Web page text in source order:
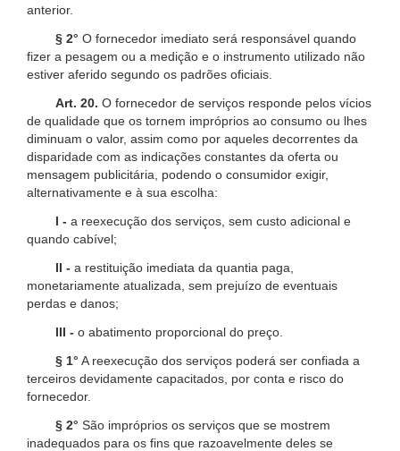
anterior.
§ 2° O fornecedor imediato será responsável quando
fizer a pesagem ou a medição e o instrumento utilizado não
estiver aferido segundo os padrões oficiais.
Art. 20. O fornecedor de serviços responde pelos vícios
de qualidade que os tornem impróprios ao consumo ou lhes
diminuam o valor, assim como por aqueles decorrentes da
disparidade com as indicações constantes da oferta ou
mensagem publicitária, podendo o consumidor exigir,
alternativamente e à sua escolha:
I - a reexecução dos serviços, sem custo adicional e
quando cabível;
II - a restituição imediata da quantia paga,
monetariamente atualizada, sem prejuízo de eventuais
perdas e danos;
III - o abatimento proporcional do preço.
§ 1° A reexecução dos serviços poderá ser confiada a
terceiros devidamente capacitados, por conta e risco do
fornecedor.
§ 2° São impróprios os serviços que se mostrem
inadequados para os fins que razoavelmente deles se